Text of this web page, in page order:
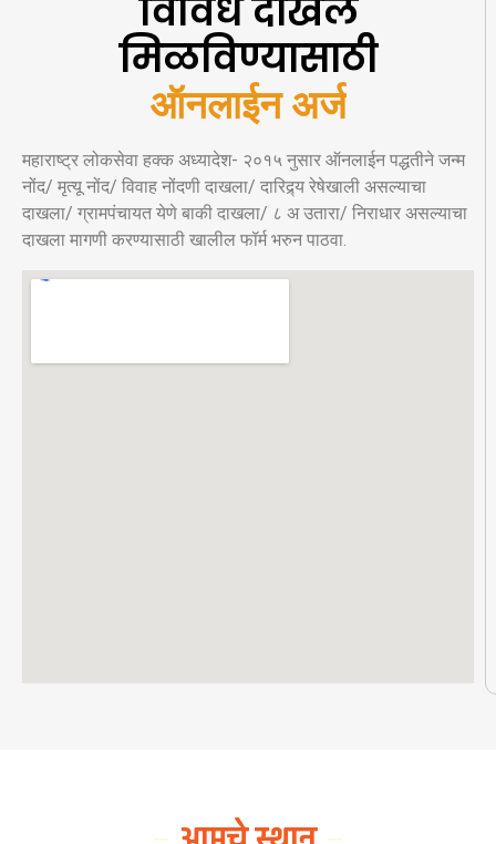
विविध दाखले
मिळविण्यासाठी
ऑनलाईन अर्ज
महाराष्ट्र लोकसेवा हक्क अध्यादेश- २०१५ नुसार ऑनलाईन पद्धतीने जन्म
नोंद/ मृत्यू नोंद/ विवाह नोंदणी दाखला/ दारिद्र्य रेषेखाली असल्याचा
दाखला/ ग्रामपंचायत येणे बाकी दाखला/ ८ अ उतारा/ निराधार असल्याचा
दाखला मागणी करण्यासाठी खालील फॉर्म भरुन पाठवा.